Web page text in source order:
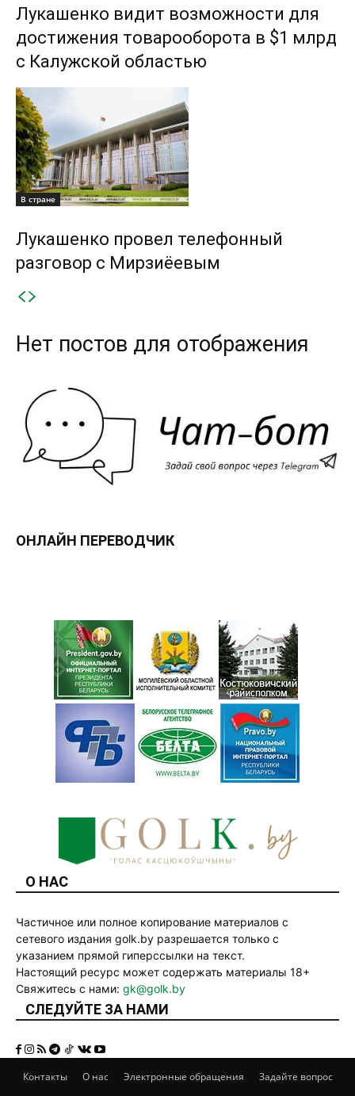
Лукашенко видит возможности для
достижения товарооборота в $1 млрд
с Калужской областью
В стране
Лукашенко провел телефонный
разговор с Мирзиёевым
Нет постов для отображения
ОНЛАЙН ПЕРЕВОДЧИК
О НАС
Частичное или полное копирование материалов с
сетевого издания golk.by разрешается только с
указанием прямой гиперссылки на текст.
Настоящий ресурс может содержать материалы 18+
Свяжитесь с нами: gk@golk.by
СЛЕДУЙТЕ ЗА НАМИ
Контакты О нас Электронные обращения Задайте вопрос